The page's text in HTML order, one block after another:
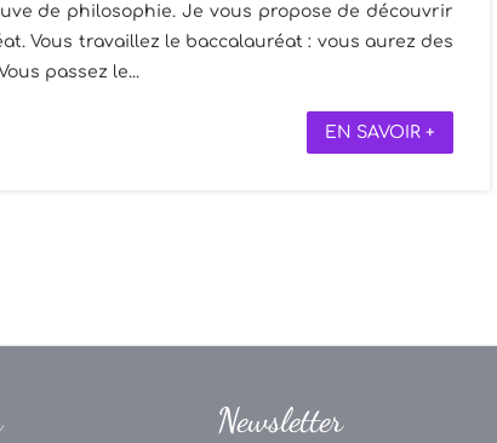
de philosophie. Je vous propose de découvrir
Vous travaillez le baccalauréat : vous aurez des
passez le...
EN SAVOIR +
Newsletter